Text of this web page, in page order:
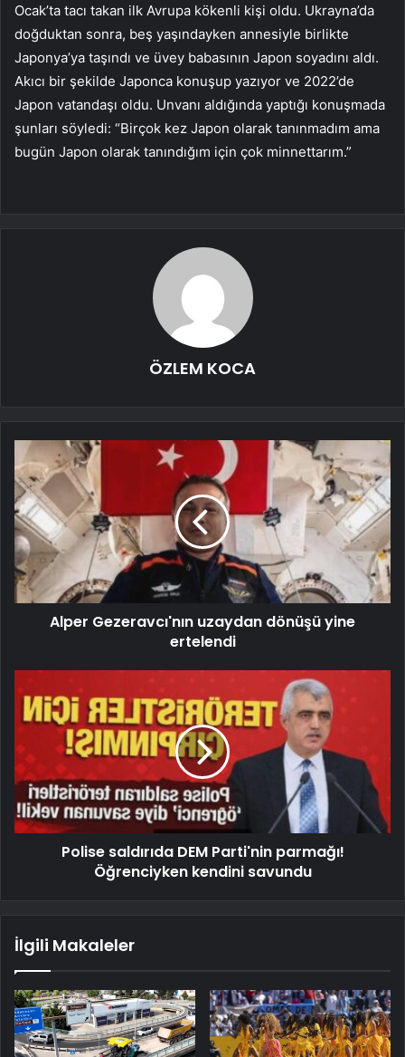
Ocak’ta tacı takan ilk Avrupa kökenli kişi oldu. Ukrayna’da
doğduktan sonra, beş yaşındayken annesiyle birlikte
Japonya’ya taşındı ve üvey babasının Japon soyadını aldı.
Akıcı bir şekilde Japonca konuşup yazıyor ve 2022’de
Japon vatandaşı oldu. Unvanı aldığında yaptığı konuşmada
şunları söyledi: “Birçok kez Japon olarak tanınmadım ama
bugün Japon olarak tanındığım için çok minnettarım.”
ÖZLEM KOCA
Alper Gezeravcı'nın uzaydan dönüşü yine
ertelendi
Polise saldırıda DEM Parti'nin parmağı!
Öğrenciyken kendini savundu
İlgili Makaleler